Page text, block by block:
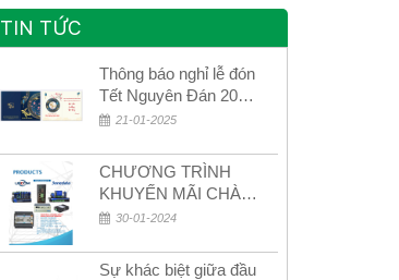
TIN TỨC
Thông báo nghỉ lễ đón
Tết Nguyên Đán 2026
– Xuân Bính Ngọ!
21-01-2025
CHƯƠNG TRÌNH
KHUYẾN MÃI CHÀO
MỪNG NĂM MỚI
30-01-2024
Sự khác biệt giữa đầu